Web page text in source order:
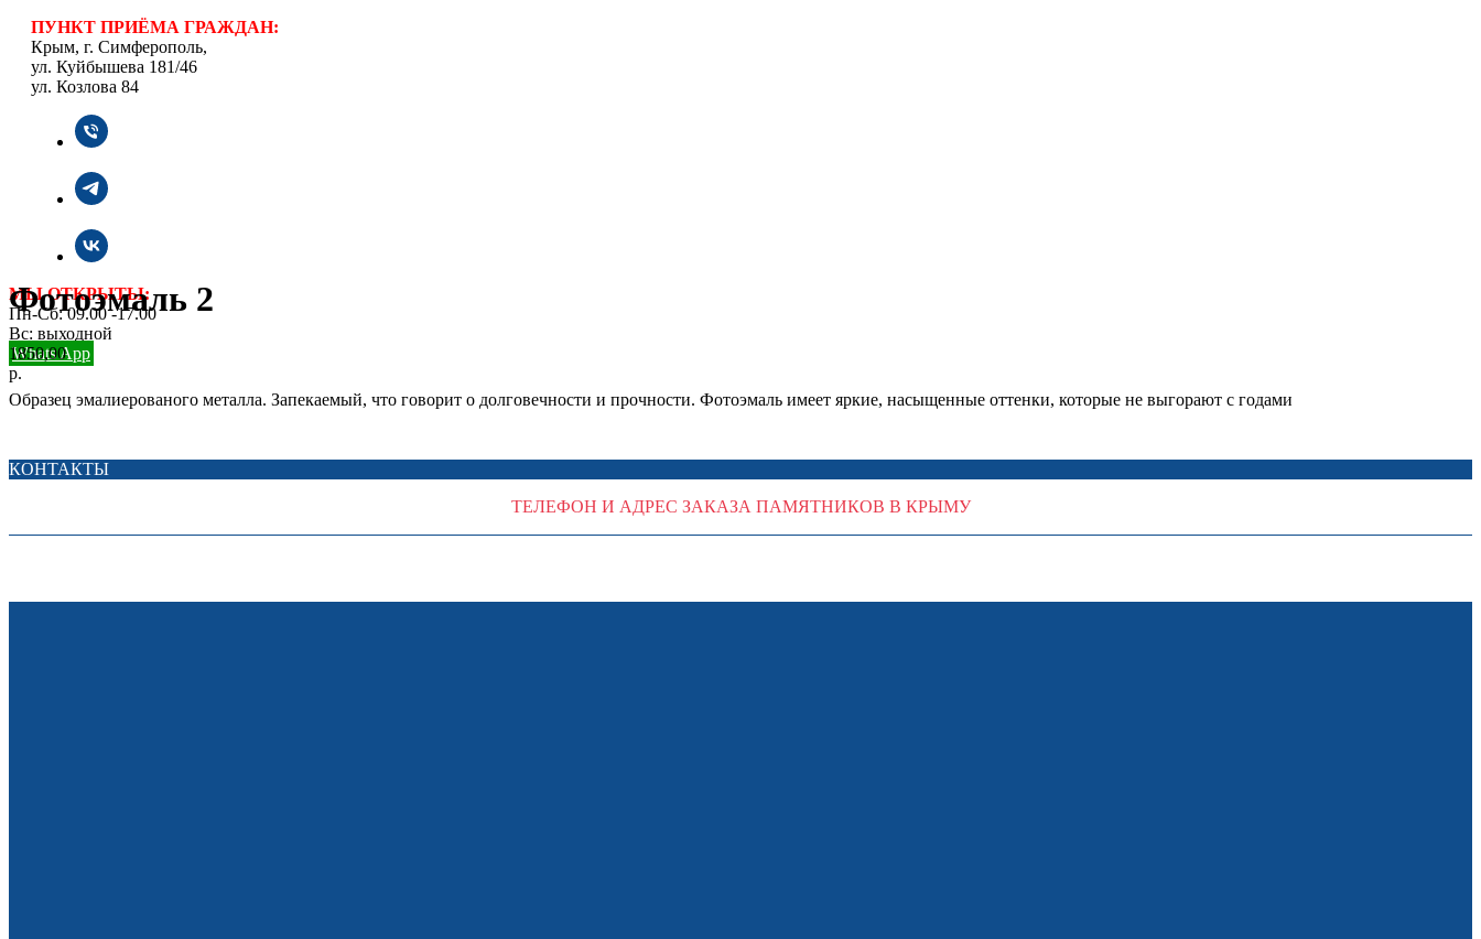
ПУНКТ ПРИЁМА ГРАЖДАН:
Крым, г. Симферополь,
ул. Куйбышева 181/46
ул. Козлова 84
МЫ ОТКРЫТЫ:
Пн-Сб: 09.00 -17.00
Вс: выходной
Whats App
Фотоэмаль 2
1850,00
р.
Образец эмалиерованого металла. Запекаемый, что говорит о долговечности и прочности. Фотоэмаль имеет яркие, насыщенные оттенки, которые не выгорают с годами
КОНТАКТЫ
ТЕЛЕФОН И АДРЕС ЗАКАЗА ПАМЯТНИКОВ В КРЫМУ